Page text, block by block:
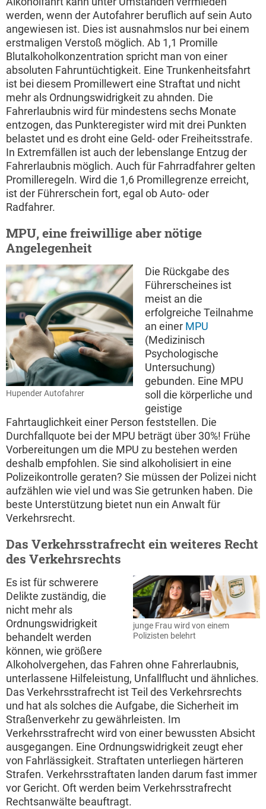
werden, wenn der Autofahrer beruflich auf sein Auto
angewiesen ist. Dies ist ausnahmslos nur bei einem
erstmaligen Verstoß möglich. Ab 1,1 Promille
Blutalkoholkonzentration spricht man von einer
absoluten Fahruntüchtigkeit. Eine Trunkenheitsfahrt
ist bei diesem Promillewert eine Straftat und nicht
mehr als Ordnungswidrigkeit zu ahnden. Die
Fahrerlaubnis wird für mindestens sechs Monate
entzogen, das Punkteregister wird mit drei Punkten
belastet und es droht eine Geld- oder Freiheitsstrafe.
In Extremfällen ist auch der lebenslange Entzug der
Fahrerlaubnis möglich. Auch für Fahrradfahrer gelten
Promilleregeln. Wird die 1,6 Promillegrenze erreicht,
ist der Führerschein fort, egal ob Auto- oder
Radfahrer.
MPU, eine freiwillige aber nötige
Angelegenheit
Hupender Autofahrer
Die Rückgabe des
Führerscheines ist
meist an die
erfolgreiche Teilnahme
an einer MPU
(Medizinisch
Psychologische
Untersuchung)
gebunden. Eine MPU
soll die körperliche und
geistige
Fahrtauglichkeit einer Person feststellen. Die
Durchfallquote bei der MPU beträgt über 30%! Frühe
Vorbereitungen um die MPU zu bestehen werden
deshalb empfohlen. Sie sind alkoholisiert in eine
Polizeikontrolle geraten? Sie müssen der Polizei nicht
aufzählen wie viel und was Sie getrunken haben. Die
beste Unterstützung bietet nun ein Anwalt für
Verkehrsrecht.
Das Verkehrsstrafrecht ein weiteres Recht
des Verkehrsrechts
junge Frau wird von einem
Polizisten belehrt
Es ist für schwerere
Delikte zuständig, die
nicht mehr als
Ordnungswidrigkeit
behandelt werden
können, wie größere
Alkoholvergehen, das Fahren ohne Fahrerlaubnis,
unterlassene Hilfeleistung, Unfallflucht und ähnliches.
Das Verkehrsstrafrecht ist Teil des Verkehrsrechts
und hat als solches die Aufgabe, die Sicherheit im
Straßenverkehr zu gewährleisten. Im
Verkehrsstrafrecht wird von einer bewussten Absicht
ausgegangen. Eine Ordnungswidrigkeit zeugt eher
von Fahrlässigkeit. Straftaten unterliegen härteren
Strafen. Verkehrsstraftaten landen darum fast immer
vor Gericht. Oft werden beim Verkehrsstrafrecht
Rechtsanwälte beauftragt.